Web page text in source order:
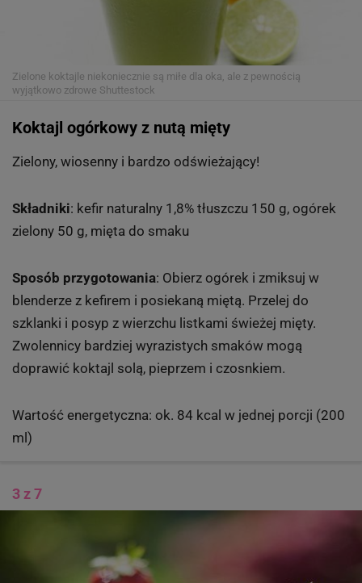
Zielone koktajle niekoniecznie są miłe dla oka, ale z pewnością
wyjątkowo zdrowe Shuttestock
Koktajl ogórkowy z nutą mięty
Zielony, wiosenny i bardzo odświeżający!
Składniki: kefir naturalny 1,8% tłuszczu 150 g, ogórek
zielony 50 g, mięta do smaku
Sposób przygotowania: Obierz ogórek i zmiksuj w
blenderze z kefirem i posiekaną miętą. Przelej do
szklanki i posyp z wierzchu listkami świeżej mięty.
Zwolennicy bardziej wyrazistych smaków mogą
doprawić koktajl solą, pieprzem i czosnkiem.
Wartość energetyczna: ok. 84 kcal w jednej porcji (200
ml)
3 z 7